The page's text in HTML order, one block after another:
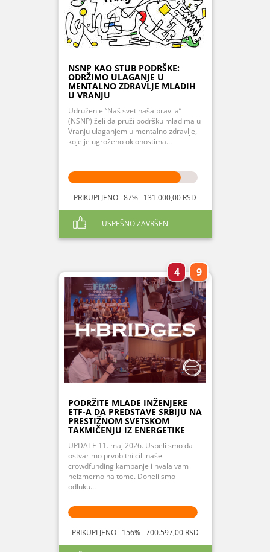
NSNP KAO STUB PODRŠKE:
ODRŽIMO ULAGANJE U
MENTALNO ZDRAVLJE MLADIH
U VRANJU
Udruženje “Naš svet naša pravila”
(NSNP) želi da pruži podršku mladima u
Vranju ulaganjem u mentalno zdravlje,
koje je ugroženo oklonostima...
PRIKUPLJENO 87% 131.000,00 RSD
USPEŠNO ZAVRŠEN
4 9
PODRŽITE MLADE INŽENJERE
ETF-A DA PREDSTAVE SRBIJU NA
PRESTIŽNOM SVETSKOM
TAKMIČENJU IZ ENERGETIKE
UPDATE 11. maj 2026. Uspeli smo da
ostvarimo prvobitni cilj naše
crowdfunding kampanje i hvala vam
neizmerno na tome. Doneli smo
odluku...
PRIKUPLJENO 156% 700.597,00 RSD